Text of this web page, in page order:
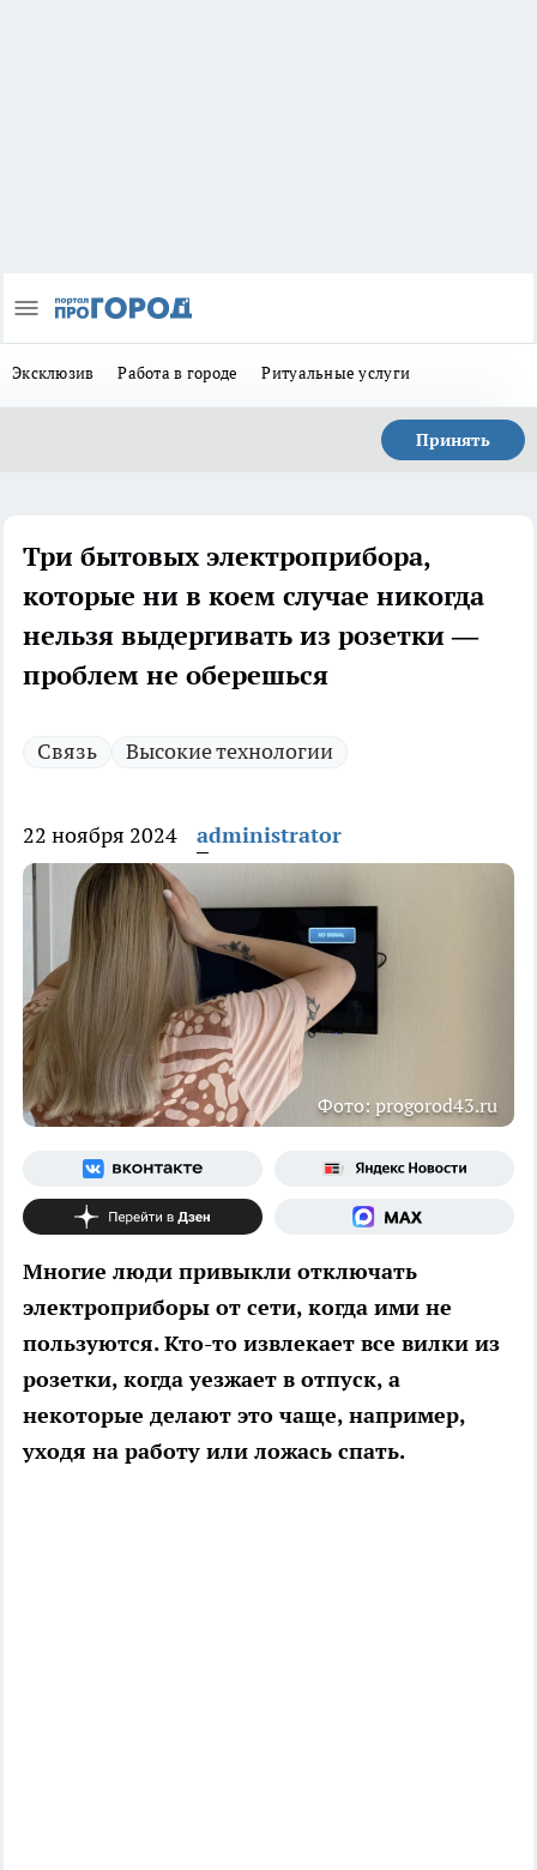
Эксклюзив Работа в городе Ритуальные услуги
Принять
Три бытовых электроприбора,
которые ни в коем случае никогда
нельзя выдергивать из розетки —
проблем не оберешься
Связь Высокие технологии
22 ноября 2024 administrator
Фото: progorod43.ru
Многие люди привыкли отключать
электроприборы от сети, когда ими не
пользуются. Кто-то извлекает все вилки из
розетки, когда уезжает в отпуск, а
некоторые делают это чаще, например,
уходя на работу или ложась спать.